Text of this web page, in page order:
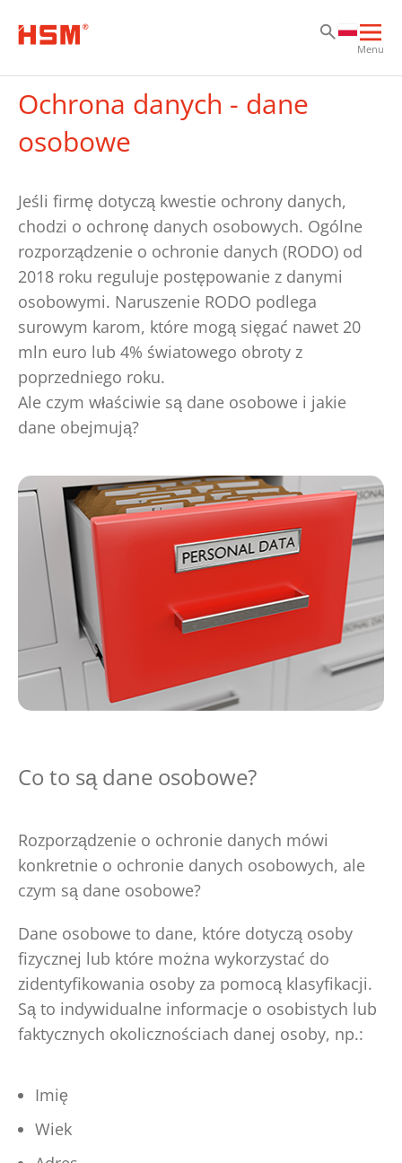
Menu
Ochrona danych - dane
osobowe
Jeśli firmę dotyczą kwestie ochrony danych,
chodzi o ochronę danych osobowych. Ogólne
rozporządzenie o ochronie danych (RODO) od
2018 roku reguluje postępowanie z danymi
osobowymi. Naruszenie RODO podlega
surowym karom, które mogą sięgać nawet 20
mln euro lub 4% światowego obroty z
poprzedniego roku.
Ale czym właściwie są dane osobowe i jakie
dane obejmują?
Co to są dane osobowe?
Rozporządzenie o ochronie danych mówi
konkretnie o ochronie danych osobowych, ale
czym są dane osobowe?
Dane osobowe to dane, które dotyczą osoby
fizycznej lub które można wykorzystać do
zidentyfikowania osoby za pomocą klasyfikacji.
Są to indywidualne informacje o osobistych lub
faktycznych okolicznościach danej osoby, np.:
Imię
Wiek